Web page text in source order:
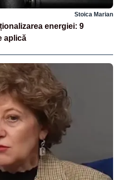
Stoica Marian
energiei: 9
aplică